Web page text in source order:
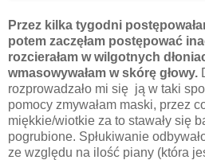
Przez kilka tygodni
potem zaczęłam postępować
rozcierałam w wilgotnych
wmasowywałam w skórę głowy.
rozprowadzało mi się ją w taki
pomocy zmywałam maski, przez
miękkie/wiotkie za to stawały się
pogrubione. Spłukiwanie
ze względu na ilość piany (która